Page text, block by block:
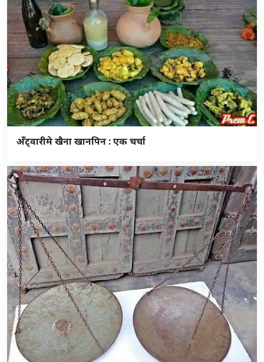
अँट्वारीमे खैना खानपिन : एक चर्चा